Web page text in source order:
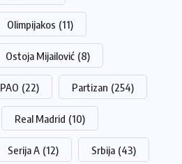
Olimpijakos (11)
Ostoja Mijailović (8)
PAO (22) Partizan (254)
Real Madrid (10)
Serija A (12) Srbija (43)